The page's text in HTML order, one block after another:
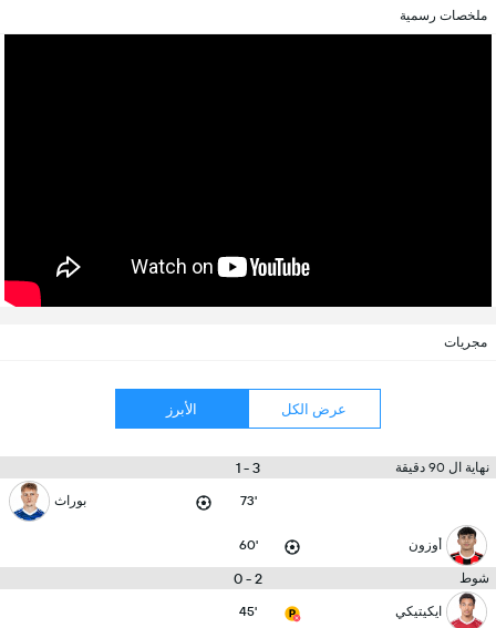
ملخصات رسمية
مجريات
عرض الكل الأبرز
نهاية ال 90 دقيقة 3 - 1
73' بوراث
أوزون 60'
شوط 2 - 0
ايكيتيكي 45'